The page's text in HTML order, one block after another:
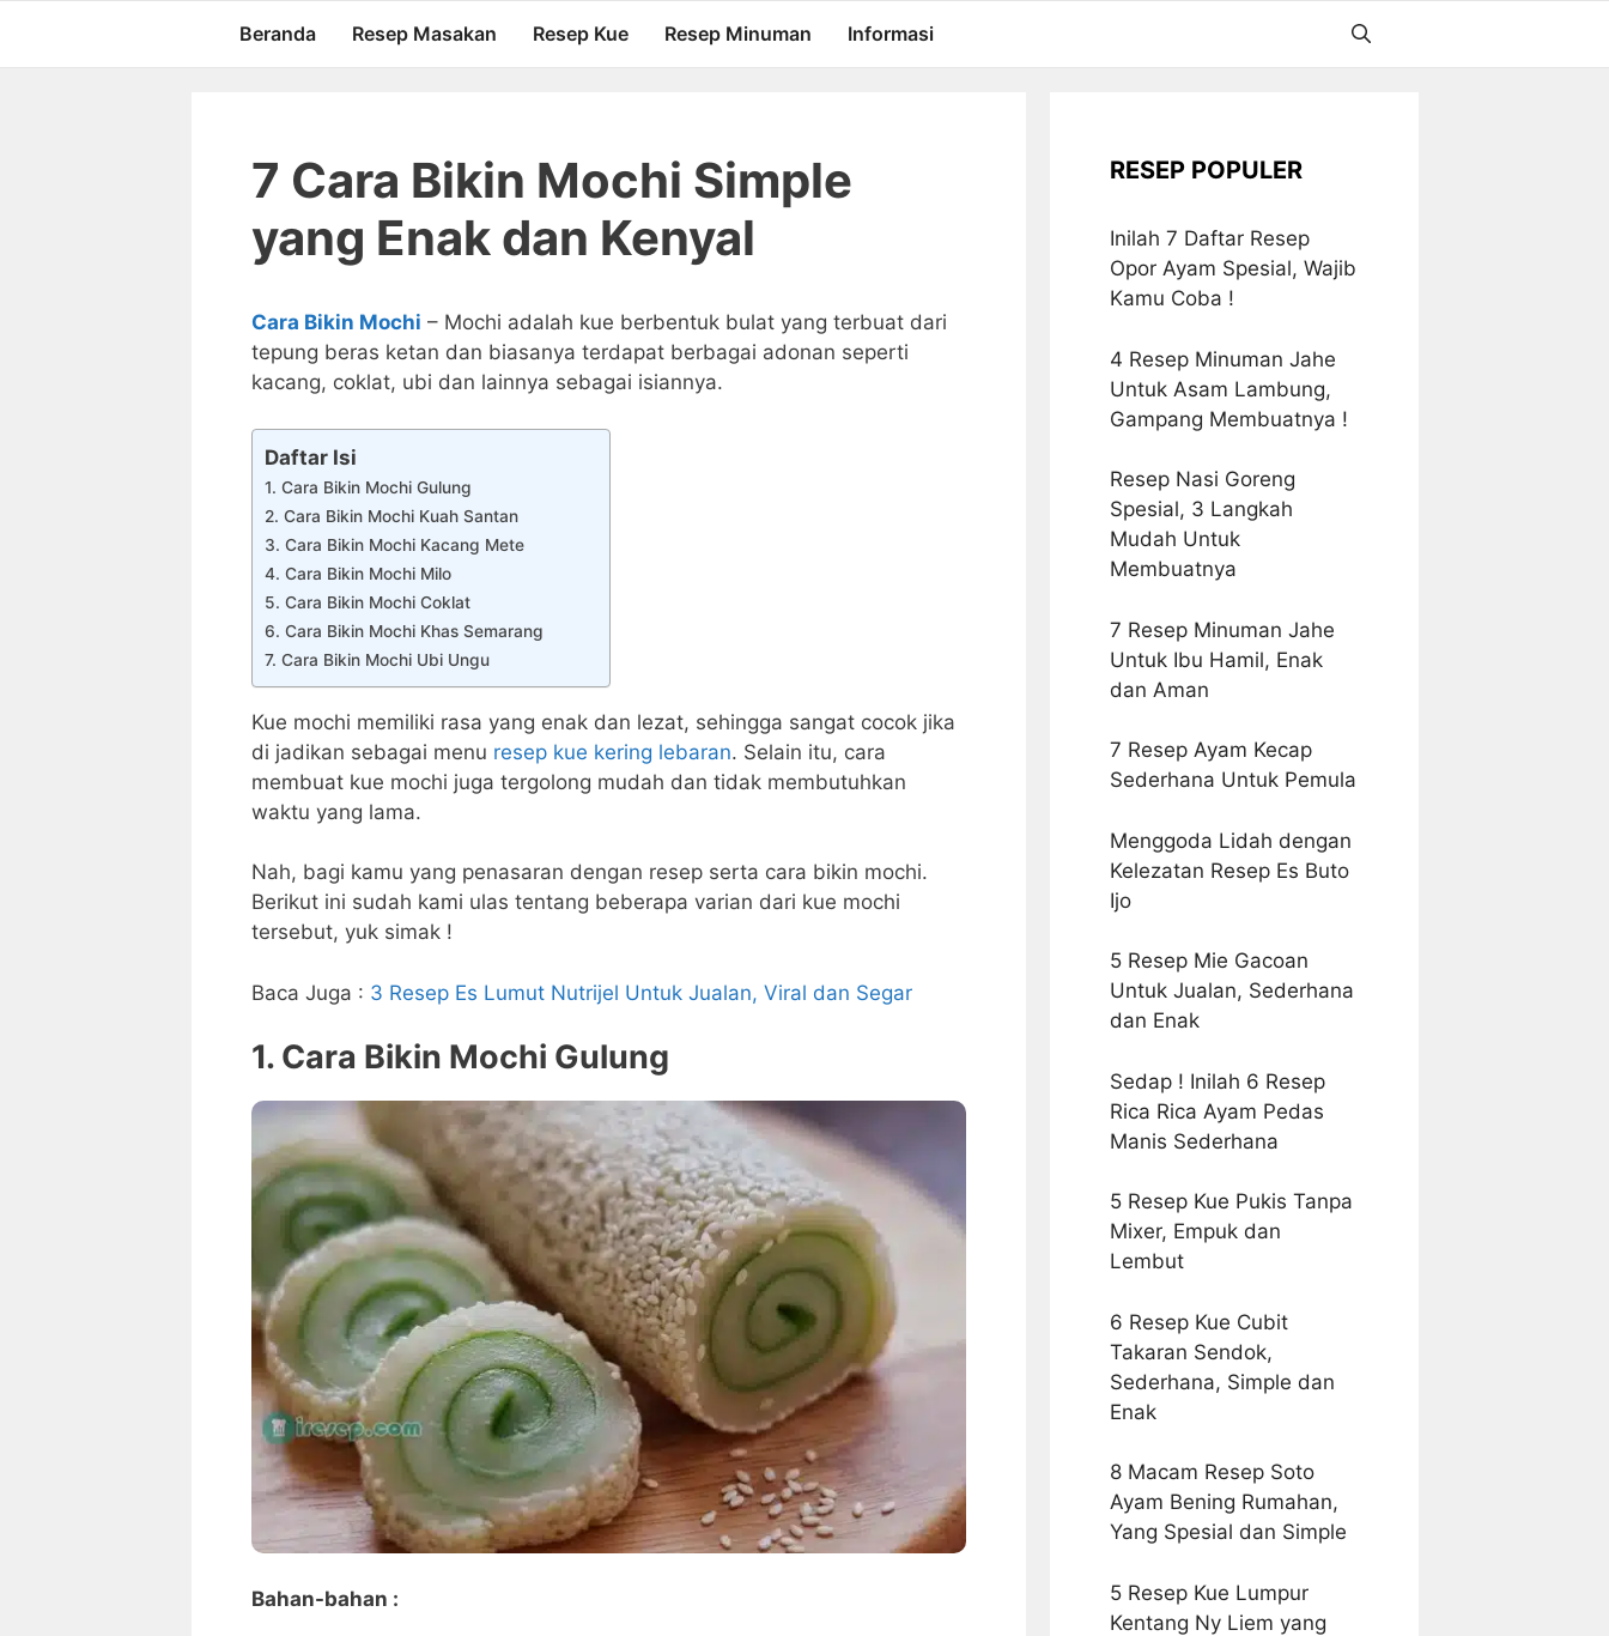
isi
Beranda Resep Masakan Resep Kue Resep Minuman Informasi
7 Cara Bikin Mochi Simple
yang Enak dan Kenyal
Cara Bikin Mochi – Mochi adalah kue berbentuk bulat yang terbuat dari
tepung beras ketan dan biasanya terdapat berbagai adonan seperti
kacang, coklat, ubi dan lainnya sebagai isiannya.
Daftar Isi
1. Cara Bikin Mochi Gulung
2. Cara Bikin Mochi Kuah Santan
3. Cara Bikin Mochi Kacang Mete
4. Cara Bikin Mochi Milo
5. Cara Bikin Mochi Coklat
6. Cara Bikin Mochi Khas Semarang
7. Cara Bikin Mochi Ubi Ungu
Kue mochi memiliki rasa yang enak dan lezat, sehingga sangat cocok jika
di jadikan sebagai menu resep kue kering lebaran. Selain itu, cara
membuat kue mochi juga tergolong mudah dan tidak membutuhkan
waktu yang lama.
Nah, bagi kamu yang penasaran dengan resep serta cara bikin mochi.
Berikut ini sudah kami ulas tentang beberapa varian dari kue mochi
tersebut, yuk simak !
Baca Juga : 3 Resep Es Lumut Nutrijel Untuk Jualan, Viral dan Segar
1. Cara Bikin Mochi Gulung
Bahan-bahan :
RESEP POPULER
Inilah 7 Daftar Resep
Opor Ayam Spesial, Wajib
Kamu Coba !
4 Resep Minuman Jahe
Untuk Asam Lambung,
Gampang Membuatnya !
Resep Nasi Goreng
Spesial, 3 Langkah
Mudah Untuk
Membuatnya
7 Resep Minuman Jahe
Untuk Ibu Hamil, Enak
dan Aman
7 Resep Ayam Kecap
Sederhana Untuk Pemula
Menggoda Lidah dengan
Kelezatan Resep Es Buto
Ijo
5 Resep Mie Gacoan
Untuk Jualan, Sederhana
dan Enak
Sedap ! Inilah 6 Resep
Rica Rica Ayam Pedas
Manis Sederhana
5 Resep Kue Pukis Tanpa
Mixer, Empuk dan
Lembut
6 Resep Kue Cubit
Takaran Sendok,
Sederhana, Simple dan
Enak
8 Macam Resep Soto
Ayam Bening Rumahan,
Yang Spesial dan Simple
5 Resep Kue Lumpur
Kentang Ny Liem yang